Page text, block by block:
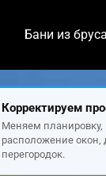
Бани из бруса
Корректируем
Меняем планировку,
расположение окон,
перегородок.